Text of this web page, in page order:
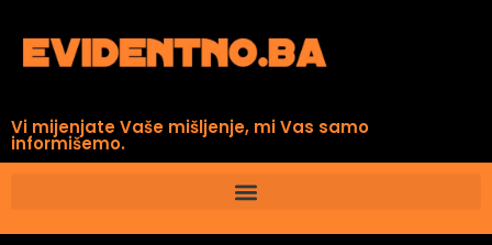
Vi mijenjate Vaše mišljenje, mi Vas samo
informišemo.